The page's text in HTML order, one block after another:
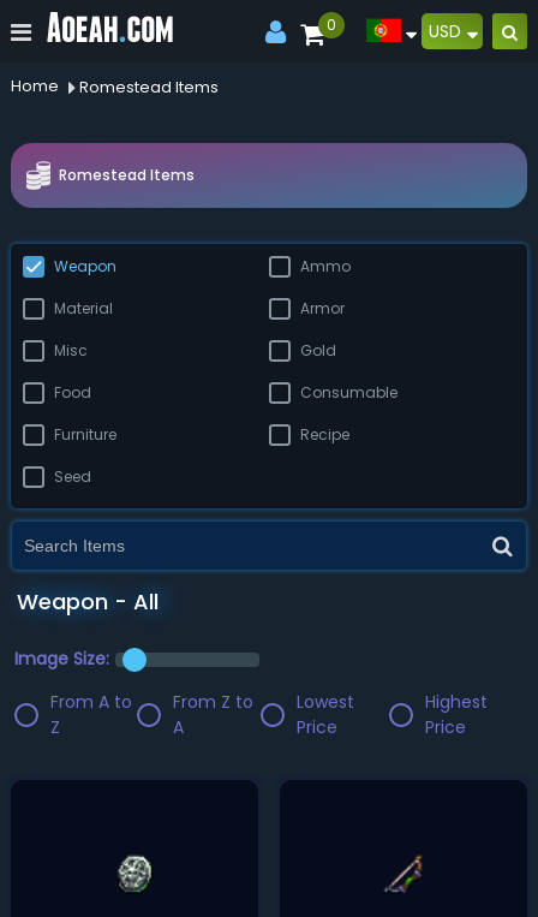
0 USD
Home Romestead Items
Romestead Items
Weapon Ammo
Material Armor
Misc Gold
Food Consumable
Furniture Recipe
Seed
Weapon - All
Image Size:
From A to
Z
From Z to
A
Lowest
Price
Highest
Price